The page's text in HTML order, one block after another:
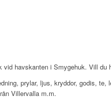
havskanten i Smygehuk. Vill
prylar, ljus, kryddor, godis,
Villervalla m.m.